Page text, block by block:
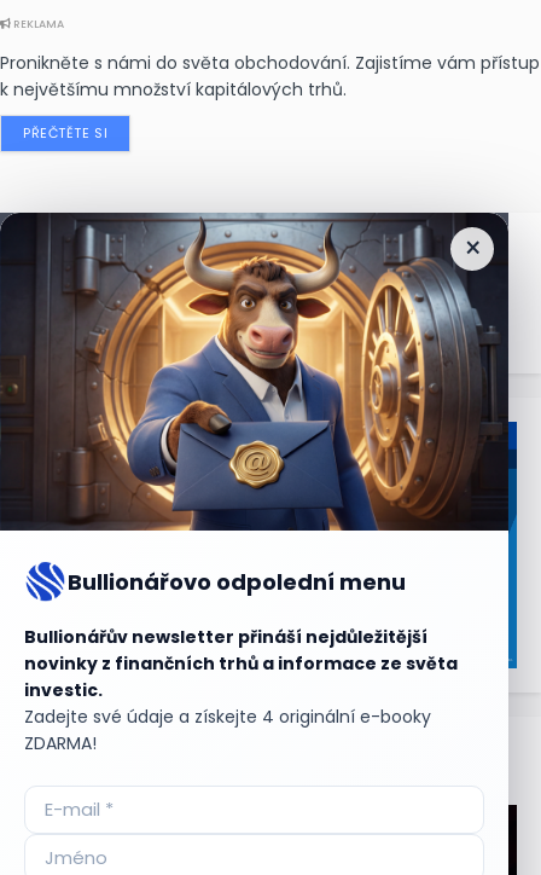
REKLAMA
Pronikněte s námi do světa obchodování. Zajistíme vám přístup
k největšímu množství kapitálových trhů.
PŘEČTĚTE SI
×
Bullionářovo odpolední menu
Bullionářův newsletter přináší nejdůležitější
novinky z finančních trhů a informace ze světa
investic.
Zadejte své údaje a získejte 4 originální e-booky
ZDARMA!
Nejčtenějšízprávy
Aktuální